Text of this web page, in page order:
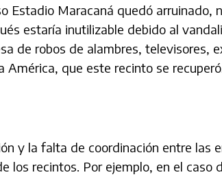
Estadio Maracaná quedó arruinado,
estaría inutilizable debido al
de robos de alambres, televisores,
América, que este recinto se
y la falta de coordinación entre las
los recintos. Por ejemplo, en el caso